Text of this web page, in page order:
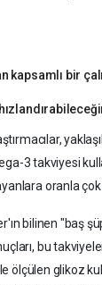
kapsamlı bir
3 takviyesi
oranla çok
bilinen "baş
bu
ölçülen glikoz